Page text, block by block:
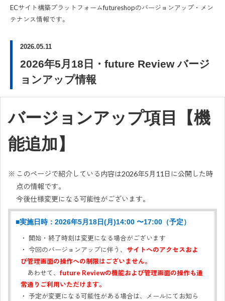
ECサイト構築プラットフォームfutureshopのバージョンアップ・メン
テナンス情報です。
2026.05.11
2026年5月18日・future Review バージ
ョンアップ情報
バージョンアップ項目【機
能追加】
このページで紹介している内容は2026年5月11日に公開した時
点の情報です。
今後仕様変更になる可能性がございます。
■実施日時：2026年5月18日(月)14:00 〜17:00（予定）
・ 開始・終了時刻は変更になる場合がございます
・ 今回のバージョンアップに伴う、 サイトへのアクセスおよ
び管理画面の操作への制限はございません。
あわせて、 future Reviewの機能および管理画面の操作も通
常通りご利用いただけます。
・ 予定が変更になる可能性がある場合は、メールにてお知ら